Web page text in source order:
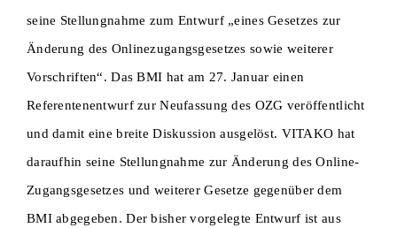
seine Stellungnahme zum Entwurf „eines Gesetzes zur
Änderung des Onlinezugangsgesetzes sowie weiterer
Vorschriften“. Das BMI hat am 27. Januar einen
Referentenentwurf zur Neufassung des OZG veröffentlicht
und damit eine breite Diskussion ausgelöst. VITAKO hat
daraufhin seine Stellungnahme zur Änderung des Online-
Zugangsgesetzes und weiterer Gesetze gegenüber dem
BMI abgegeben. Der bisher vorgelegte Entwurf ist aus